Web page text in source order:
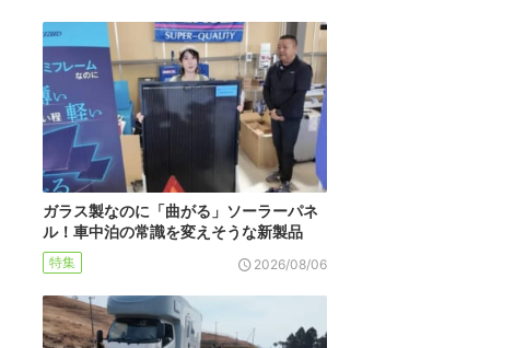
ガラス製なのに「曲がる」ソーラーパネ
ル！車中泊の常識を変えそうな新製品
特集 2026/08/06